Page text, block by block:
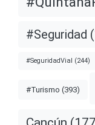
#Seguridad
#SeguridadVial (244)
#Turismo (393)